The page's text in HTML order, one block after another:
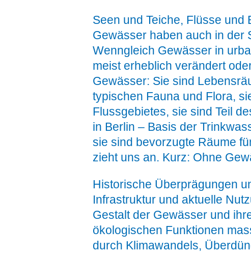
Seen und Teiche, Flüsse und
Gewässer haben auch in der
Wenngleich Gewässer in
meist erheblich verändert
Gewässer: Sie sind
typischen Fauna und Flora,
Flussgebietes, sie sind Teil
in Berlin – Basis der
sie sind bevorzugte Räume
zieht uns an. Kurz: Ohne
Historische Überprägungen
Infrastruktur und aktuelle
Gestalt der Gewässer und
ökologischen Funktionen
durch Klimawandels,